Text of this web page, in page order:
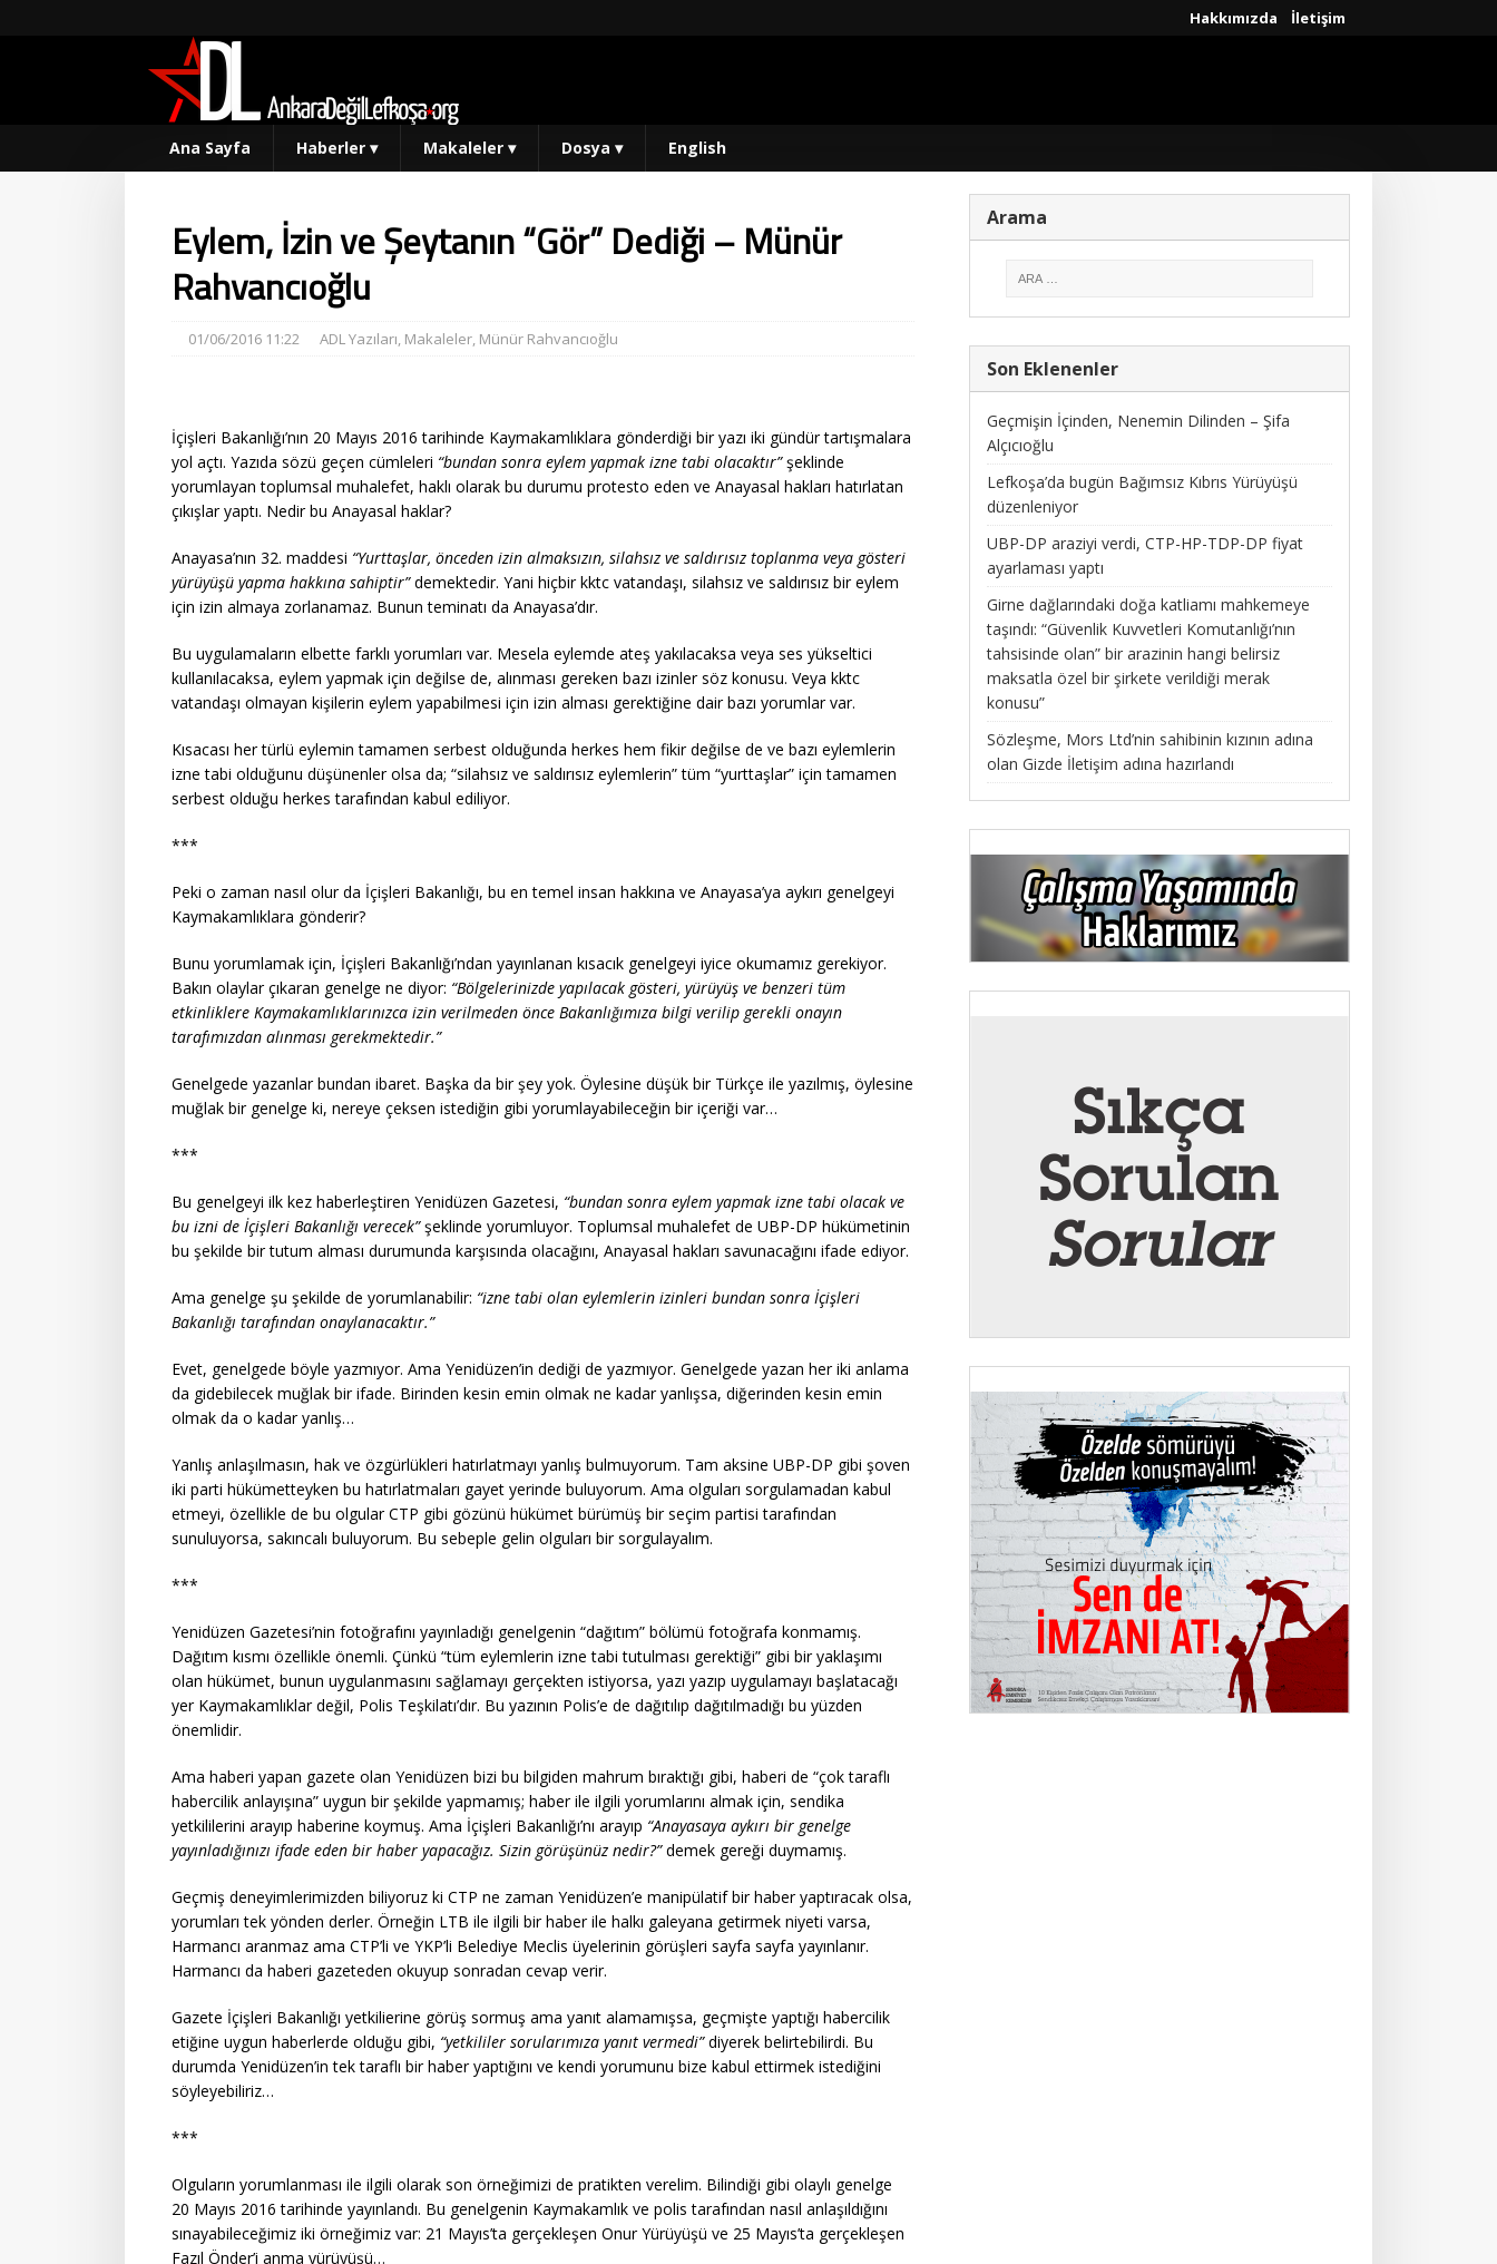
Hakkımızda İletişim
Ana Sayfa Haberler ▾ Makaleler ▾ Dosya ▾ English
Eylem, İzin ve Şeytanın “Gör” Dediği – Münür
Rahvancıoğlu
01/06/2016 11:22 ADL Yazıları, Makaleler, Münür Rahvancıoğlu
İçişleri Bakanlığı’nın 20 Mayıs 2016 tarihinde Kaymakamlıklara gönderdiği bir yazı iki gündür tartışmalara
yol açtı. Yazıda sözü geçen cümleleri “bundan sonra eylem yapmak izne tabi olacaktır”şeklinde
yorumlayan toplumsal muhalefet, haklı olarak bu durumu protesto eden ve Anayasal hakları hatırlatan
çıkışlar yaptı. Nedir bu Anayasal haklar?
Anayasa’nın 32. maddesi “Yurttaşlar, önceden izin almaksızın, silahsız ve saldırısız toplanma veya gösteri
yürüyüşü yapma hakkına sahiptir”demektedir. Yani hiçbir kktc vatandaşı, silahsız ve saldırısız bir eylem
için izin almaya zorlanamaz. Bunun teminatı da Anayasa’dır.
Bu uygulamaların elbette farklı yorumları var. Mesela eylemde ateş yakılacaksa veya ses yükseltici
kullanılacaksa, eylem yapmak için değilse de, alınması gereken bazı izinler söz konusu. Veya kktc
vatandaşı olmayan kişilerin eylem yapabilmesi için izin alması gerektiğine dair bazı yorumlar var.
Kısacası her türlü eylemin tamamen serbest olduğunda herkes hem fikir değilse de ve bazı eylemlerin
izne tabi olduğunu düşünenler olsa da; “silahsız ve saldırısız eylemlerin” tüm “yurttaşlar” için tamamen
serbest olduğu herkes tarafından kabul ediliyor.
***
Peki o zaman nasıl olur da İçişleri Bakanlığı, bu en temel insan hakkına ve Anayasa’ya aykırı genelgeyi
Kaymakamlıklara gönderir?
Bunu yorumlamak için, İçişleri Bakanlığı’ndan yayınlanan kısacık genelgeyi iyice okumamız gerekiyor.
Bakın olaylar çıkaran genelge ne diyor: “Bölgelerinizde yapılacak gösteri, yürüyüş ve benzeri tüm
etkinliklere Kaymakamlıklarınızca izin verilmeden önce Bakanlığımıza bilgi verilip gerekli onayın
tarafımızdan alınması gerekmektedir.”
Genelgede yazanlar bundan ibaret. Başka da bir şey yok. Öylesine düşük bir Türkçe ile yazılmış, öylesine
muğlak bir genelge ki, nereye çeksen istediğin gibi yorumlayabileceğin bir içeriği var…
***
Bu genelgeyi ilk kez haberleştiren Yenidüzen Gazetesi, “bundan sonra eylem yapmak izne tabi olacak ve
bu izni de İçişleri Bakanlığı verecek”şeklinde yorumluyor. Toplumsal muhalefet de UBP-DP hükümetinin
bu şekilde bir tutum alması durumunda karşısında olacağını, Anayasal hakları savunacağını ifade ediyor.
Ama genelge şu şekilde de yorumlanabilir: “izne tabi olan eylemlerin izinleri bundan sonra İçişleri
Bakanlığı tarafından onaylanacaktır.”
Evet, genelgede böyle yazmıyor. Ama Yenidüzen’in dediği de yazmıyor. Genelgede yazan her iki anlama
da gidebilecek muğlak bir ifade. Birinden kesin emin olmak ne kadar yanlışsa, diğerinden kesin emin
olmak da o kadar yanlış…
Yanlış anlaşılmasın, hak ve özgürlükleri hatırlatmayı yanlış bulmuyorum. Tam aksine UBP-DP gibi şoven
iki parti hükümetteyken bu hatırlatmaları gayet yerinde buluyorum. Ama olguları sorgulamadan kabul
etmeyi, özellikle de bu olgular CTP gibi gözünü hükümet bürümüş bir seçim partisi tarafından
sunuluyorsa, sakıncalı buluyorum. Bu sebeple gelin olguları bir sorgulayalım.
***
Yenidüzen Gazetesi’nin fotoğrafını yayınladığı genelgenin “dağıtım” bölümü fotoğrafa konmamış.
Dağıtım kısmı özellikle önemli. Çünkü “tüm eylemlerin izne tabi tutulması gerektiği” gibi bir yaklaşımı
olan hükümet, bunun uygulanmasını sağlamayı gerçekten istiyorsa, yazı yazıp uygulamayı başlatacağı
yer Kaymakamlıklar değil, Polis Teşkilatı’dır. Bu yazının Polis’e de dağıtılıp dağıtılmadığı bu yüzden
önemlidir.
Ama haberi yapan gazete olan Yenidüzen bizi bu bilgiden mahrum bıraktığı gibi, haberi de “çok taraflı
habercilik anlayışına” uygun bir şekilde yapmamış; haber ile ilgili yorumlarını almak için, sendika
yetkililerini arayıp haberine koymuş. Ama İçişleri Bakanlığı’nı arayıp “Anayasaya aykırı bir genelge
yayınladığınızı ifade eden bir haber yapacağız. Sizin görüşünüz nedir?”demek gereği duymamış.
Geçmiş deneyimlerimizden biliyoruz ki CTP ne zaman Yenidüzen’e manipülatif bir haber yaptıracak olsa,
yorumları tek yönden derler. Örneğin LTB ile ilgili bir haber ile halkı galeyana getirmek niyeti varsa,
Harmancı aranmaz ama CTP’li ve YKP’li Belediye Meclis üyelerinin görüşleri sayfa sayfa yayınlanır.
Harmancı da haberi gazeteden okuyup sonradan cevap verir.
Gazete İçişleri Bakanlığı yetkilierine görüş sormuş ama yanıt alamamışsa, geçmişte yaptığı habercilik
etiğine uygun haberlerde olduğu gibi, “yetkililer sorularımıza yanıt vermedi”diyerek belirtebilirdi. Bu
durumda Yenidüzen’in tek taraflı bir haber yaptığını ve kendi yorumunu bize kabul ettirmek istediğini
söyleyebiliriz…
***
Olguların yorumlanması ile ilgili olarak son örneğimizi de pratikten verelim. Bilindiği gibi olaylı genelge
20 Mayıs 2016 tarihinde yayınlandı. Bu genelgenin Kaymakamlık ve polis tarafından nasıl anlaşıldığını
sınayabileceğimiz iki örneğimiz var: 21 Mayıs’ta gerçekleşen Onur Yürüyüşü ve 25 Mayıs’ta gerçekleşen
Fazıl Önder’i anma yürüyüşü…
Arama
Son Eklenenler
Geçmişin İçinden, Nenemin Dilinden – Şifa
Alçıcıoğlu
Lefkoşa’da bugün Bağımsız Kıbrıs Yürüyüşü
düzenleniyor
UBP-DP araziyi verdi, CTP-HP-TDP-DP fiyat
ayarlaması yaptı
Girne dağlarındaki doğa katliamı mahkemeye
taşındı: “Güvenlik Kuvvetleri Komutanlığı’nın
tahsisinde olan” bir arazinin hangi belirsiz
maksatla özel bir şirkete verildiği merak
konusu”
Sözleşme, Mors Ltd’nin sahibinin kızının adına
olan Gizde İletişim adına hazırlandı